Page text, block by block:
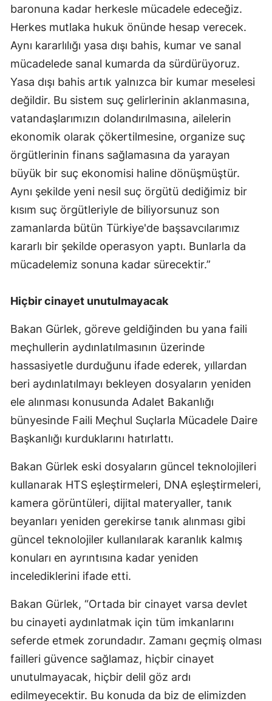
baronuna kadar herkesle mücadele edeceğiz.
Herkes mutlaka hukuk önünde hesap verecek.
Aynı kararlılığı yasa dışı bahis, kumar ve sanal
mücadelede sanal kumarda da sürdürüyoruz.
Yasa dışı bahis artık yalnızca bir kumar meselesi
değildir. Bu sistem suç gelirlerinin aklanmasına,
vatandaşlarımızın dolandırılmasına, ailelerin
ekonomik olarak çökertilmesine, organize suç
örgütlerinin finans sağlamasına da yarayan
büyük bir suç ekonomisi haline dönüşmüştür.
Aynı şekilde yeni nesil suç örgütü dediğimiz bir
kısım suç örgütleriyle de biliyorsunuz son
zamanlarda bütün Türkiye'de başsavcılarımız
kararlı bir şekilde operasyon yaptı. Bunlarla da
mücadelemiz sonuna kadar sürecektir.”
Hiçbir cinayet unutulmayacak
Bakan Gürlek, göreve geldiğinden bu yana faili
meçhullerin aydınlatılmasının üzerinde
hassasiyetle durduğunu ifade ederek, yıllardan
beri aydınlatılmayı bekleyen dosyaların yeniden
ele alınması konusunda Adalet Bakanlığı
bünyesinde Faili Meçhul Suçlarla Mücadele Daire
Başkanlığı kurduklarını hatırlattı.
Bakan Gürlek eski dosyaların güncel teknolojileri
kullanarak HTS eşleştirmeleri, DNA eşleştirmeleri,
kamera görüntüleri, dijital materyaller, tanık
beyanları yeniden gerekirse tanık alınması gibi
güncel teknolojiler kullanılarak karanlık kalmış
konuları en ayrıntısına kadar yeniden
incelediklerini ifade etti.
Bakan Gürlek, “Ortada bir cinayet varsa devlet
bu cinayeti aydınlatmak için tüm imkanlarını
seferde etmek zorundadır. Zamanı geçmiş olması
failleri güvence sağlamaz, hiçbir cinayet
unutulmayacak, hiçbir delil göz ardı
edilmeyecektir. Bu konuda da biz de elimizden